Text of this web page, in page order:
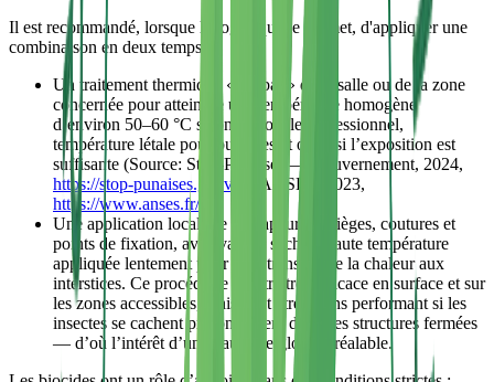
Il est recommandé, lorsque la logistique le permet, d'appliquer une
combinaison en deux temps:
Un traitement thermique « global » de la salle ou de la zone
concernée pour atteindre une température homogène
d’environ 50–60 °C selon protocole professionnel,
température létale pour punaises et œufs si l’exposition est
suffisante (Source: Stop-Punaises — Gouvernement, 2024,
https://stop-punaises.gouv.fr/
; ANSES, 2023,
https://www.anses.fr/
Une application localisée de vapeur sur sièges, coutures et
points de fixation, avec vapeur sèche à haute température
appliquée lentement pour bien transmettre la chaleur aux
interstices. Ce procédé se montre très efficace en surface et sur
les zones accessibles, mais peut être moins performant si les
insectes se cachent profondément dans des structures fermées
— d’où l’intérêt d’un chauffage global préalable.